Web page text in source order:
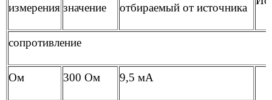
измерения значение отбираемый от источника
сопротивление
Ом 300 Ом 9,5 мА